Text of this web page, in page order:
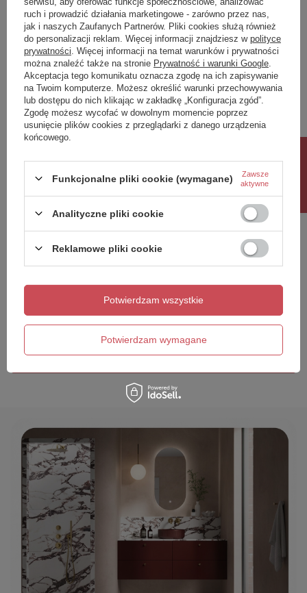
Napisz swoją opinię
Twoja ocena:
5/5
Treść twojej opinii
Dodaj własne zdjęcie produktu:
Wyślij opinię
ruch i prowadzić działania marketingowe - zarówno przez nas,
jak i naszych Zaufanych Partnerów. Pliki cookies służą również
do personalizacji reklam. Więcej informacji znajdziesz w polityce
prywatności . Więcej informacji na temat warunków i prywatności
można znaleźć także na stronie Prywatność i warunki Google
Akceptacja tego komunikatu oznacza zgodę na ich zapisywanie
na Twoim komputerze. Możesz określić warunki przechowywania
lub dostępu do nich klikając w zakładkę „Konfiguracja zgód”.
Zgodę możesz wycofać w dowolnym momencie poprzez
usunięcie plików cookies z przeglądarki z danego urządzenia
końcowego.
Funkcjonalne pliki cookie (wymagane) Zawsze
aktywne
Analityczne pliki cookie
Reklamowe pliki cookie
Potwierdzam wymagane
Potwierdzam wszystkie